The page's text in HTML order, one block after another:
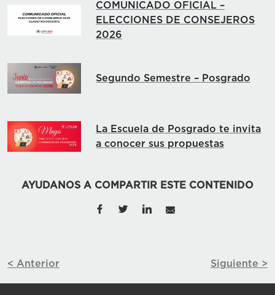
COMUNICADO OFICIAL –
ELECCIONES DE CONSEJEROS
2026
Segundo Semestre – Posgrado
La Escuela de Posgrado te invita
a conocer sus propuestas
AYUDANOS A COMPARTIR ESTE CONTENIDO
< Anterior Siguiente >